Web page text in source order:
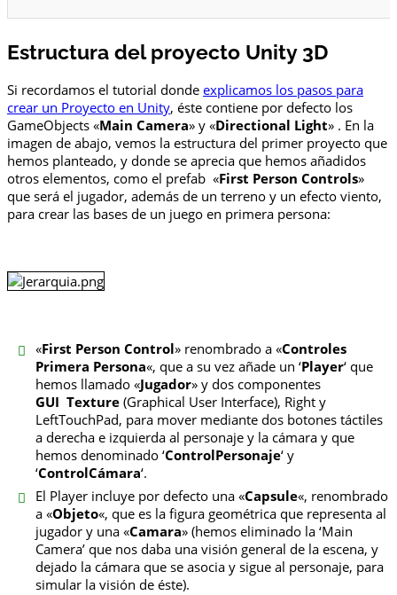
Estructura del proyecto Unity 3D
Si recordamos el tutorial donde explicamos los pasos para
crear un Proyecto en Unity, éste contiene por defecto los
GameObjects «Main Camera» y «Directional Light» . En la
imagen de abajo, vemos la estructura del primer proyecto que
hemos planteado, y donde se aprecia que hemos añadidos
otros elementos, como el prefab «First Person Controls»
que será el jugador, además de un terreno y un efecto viento,
para crear las bases de un juego en primera persona:
«First Person Control» renombrado a «Controles
Primera Persona«, que a su vez añade un ‘Player‘ que
hemos llamado «Jugador» y dos componentes
GUI Texture(Graphical User Interface), Right y
LeftTouchPad, para mover mediante dos botones táctiles
a derecha e izquierda al personaje y la cámara y que
hemos denominado ‘ControlPersonaje‘ y
‘ControlCámara‘.
El Player incluye por defecto una «Capsule«, renombrado
a «Objeto«, que es la figura geométrica que representa al
jugador y una «Camara» (hemos eliminado la ‘Main
Camera’ que nos daba una visión general de la escena, y
dejado la cámara que se asocia y sigue al personaje, para
simular la visión de éste).